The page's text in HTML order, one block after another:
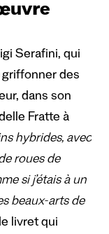
Serafini, qui
des
dans son
Fratte à
hybrides, avec
roues de
si j’étais à un
beaux-arts de
livret qui